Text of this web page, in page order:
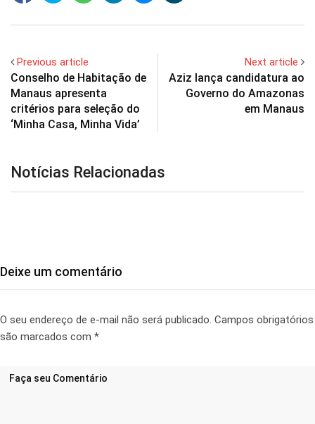
Previous article
Conselho de Habitação de
Manaus apresenta
critérios para seleção do
‘Minha Casa, Minha Vida’
Next article
Aziz lança candidatura ao
Governo do Amazonas
em Manaus
Notícias Relacionadas
Deixe um comentário
O seu endereço de e-mail não será publicado. Campos obrigatórios
são marcados com *